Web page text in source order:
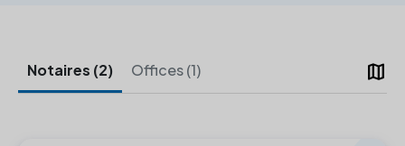
map
Notaires (2) Offices (1)